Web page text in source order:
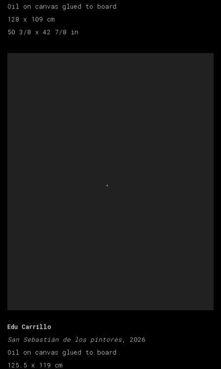
Oil on canvas glued to board
128 x 109 cm
50 3/8 x 42 7/8 in
Edu Carrillo
San Sebastián de los pintores, 2026
Oil on canvas glued to board
125.5 x 119 cm